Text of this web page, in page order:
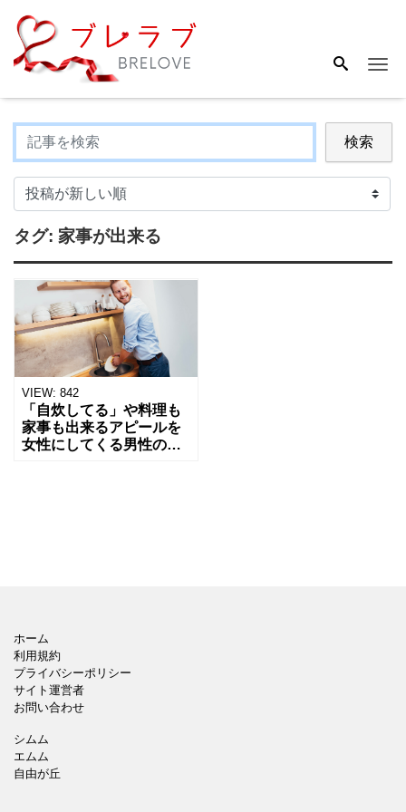
検索
タグ: 家事が出来る
VIEW: 842
「自炊してる」や料理も
家事も出来るアピールを
女性にしてくる男性の心
ホーム
利用規約
プライバシーポリシー
サイト運営者
お問い合わせ
シムム
エムム
自由が丘